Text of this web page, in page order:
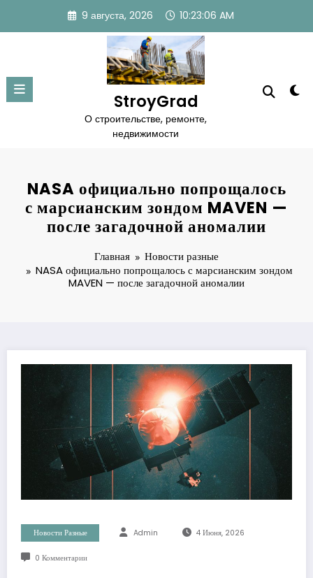
содержимому
9 августа, 2026 10:23:07 AM
StroyGrad
О строительстве, ремонте,
недвижимости
NASA официально попрощалось
с марсианским зондом MAVEN —
после загадочной аномалии
Главная
Новости разные
NASA официально попрощалось с марсианским зондом
MAVEN — после загадочной аномалии
Новости Разные Admin 4 Июня, 2026
0 Комментарии